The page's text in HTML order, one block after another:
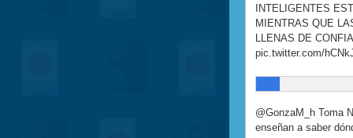
INTELIGENTES
MIENTRAS QUE
LLENAS DE
pic.twitter.com/
@GonzaM_h Toma
enseñan a saber